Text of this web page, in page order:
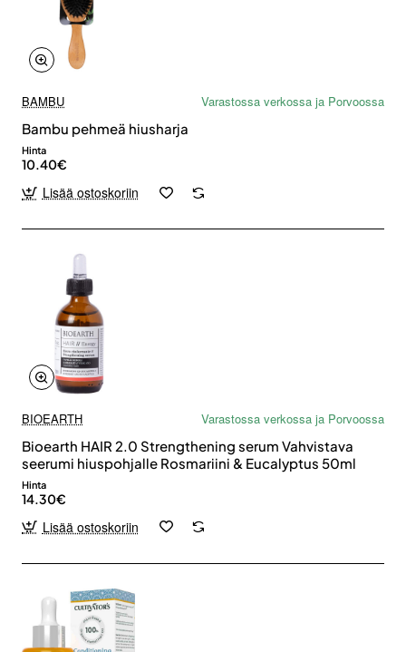
BAMBU
Varastossa verkossa ja Porvoossa
Bambu pehmeä hiusharja
Hinta
10.40€
Lisää ostoskoriin
BIOEARTH
Varastossa verkossa ja Porvoossa
Bioearth HAIR 2.0 Strengthening serum Vahvistava
seerumi hiuspohjalle Rosmariini & Eucalyptus 50ml
Hinta
14.30€
Lisää ostoskoriin